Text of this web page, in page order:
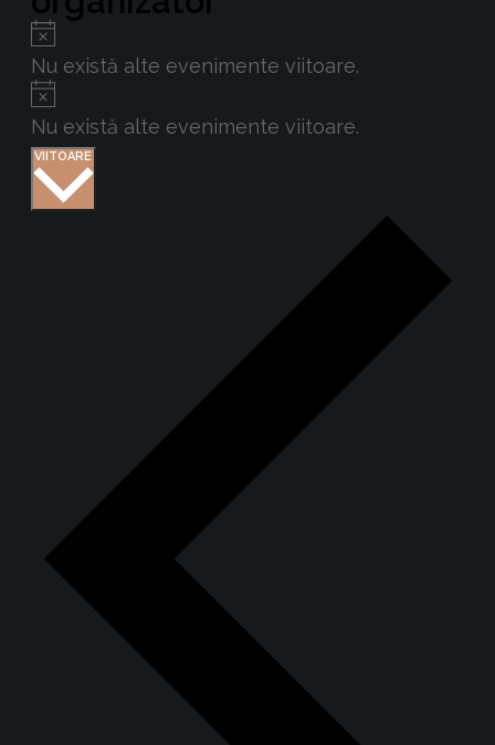
Notificare
Nu există alte evenimente viitoare.
Notificare
Nu există alte evenimente viitoare.
VIITOARE Selectează